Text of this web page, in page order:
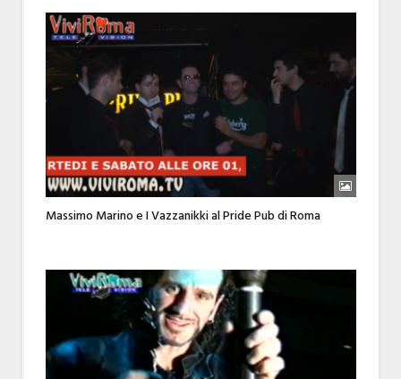
Massimo Marino e I Vazzanikki al Pride Pub di Roma